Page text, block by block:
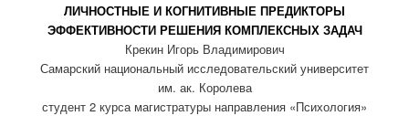
ЛИЧНОСТНЫЕ И КОГНИТИВНЫЕ ПРЕДИКТОРЫ
ЭФФЕКТИВНОСТИ РЕШЕНИЯ КОМПЛЕКСНЫХ ЗАДАЧ
Крекин Игорь Владимирович
Самарский национальный исследовательский университет
им. ак. Королева
студент 2 курса магистратуры направления «Психология»